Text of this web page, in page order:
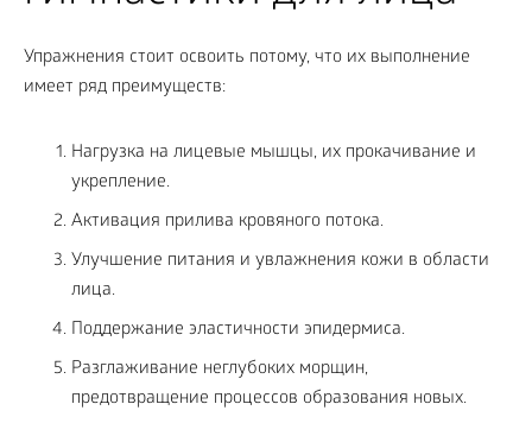
Упражнения стоит освоить потому, что их выполнение
имеет ряд преимуществ:
Нагрузка на лицевые мышцы, их прокачивание и
укрепление.
Активация прилива кровяного потока.
Улучшение питания и увлажнения кожи в области
лица.
Поддержание эластичности эпидермиса.
Разглаживание неглубоких морщин,
предотвращение процессов образования новых.